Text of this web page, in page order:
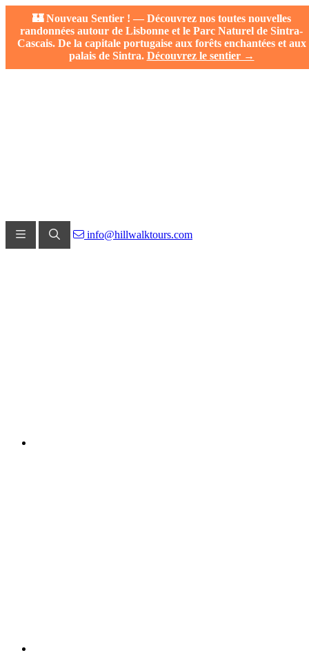
🏰 Nouveau Sentier ! — Découvrez nos toutes nouvelles
randonnées autour de Lisbonne et le Parc Naturel de Sintra-
Cascais. De la capitale portugaise aux forêts enchantées et aux
palais de Sintra. Découvrez le sentier →
info@hillwalktours.com